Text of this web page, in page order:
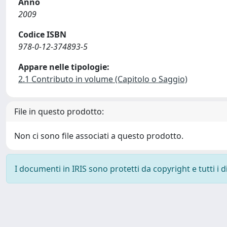
2009
Codice ISBN
978-0-12-374893-5
Appare nelle tipologie:
2.1 Contributo in volume (Capitolo o Saggio)
File in questo prodotto:
Non ci sono file associati a questo prodotto.
I documenti in IRIS sono protetti da copyright e tutti i